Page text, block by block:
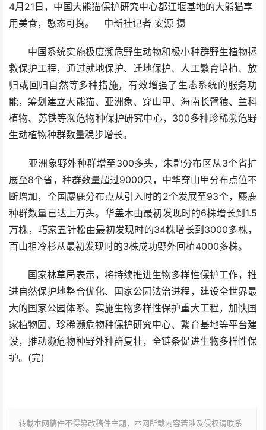
4月21日，中国大熊猫保护研究中心都江堰基地的大熊猫享
用美食，憨态可掬。 中新社记者 安源 摄
中国系统实施极度濒危野生动物和极小种群野生植物拯
救保护工程，通过就地保护、迁地保护、人工繁育培植、放
归或回归自然等多种措施，有效增强了生态系统的服务功
能，筹划建立大熊猫、亚洲象、穿山甲、海南长臂猿、兰科
植物、苏铁等濒危物种保护研究中心，300多种珍稀濒危野
生动植物种群数量稳步增长。
亚洲象野外种群增至300多头，朱鹮分布区从3个省扩
展至8个省，种群数量超过9000只，中华穿山甲分布点位不
断增加，全国麋鹿分布点从引入时的2个发展至93个，麋鹿
种群数量已达上万头。华盖木由最初发现时的6株增长到1.5
万株，巧家五针松由最初发现时的34株增长到3000多株，
百山祖冷杉从最初发现时的3株成功野外回植4000多株。
国家林草局表示，将持续推进生物多样性保护工作，推
进自然保护地整合优化、国家公园法治进程，建设全世界最
大的国家公园体系。实施生物多样性保护重大工程，加快国
家植物园、珍稀濒危物种保护研究中心、繁育基地等平台建
设，推动濒危物种野外种群复壮，全链条促进生物多样性保
护。(完)
转载本网稿件不得篡改稿件主题，本网所载内容若涉及侵权请联系